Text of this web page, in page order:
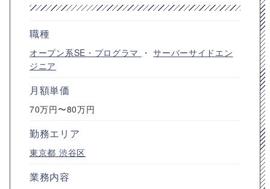
職種
オープン系SE・プログラマ ・サーバーサイドエン
ジニア
月額単価
70万円〜80万円
勤務エリア
東京都 渋谷区
業務内容